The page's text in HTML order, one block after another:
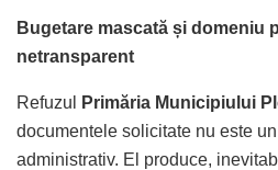
Bugetare mascată și domeniu
netransparent
Refuzul Primăria Municipiului
documentele solicitate nu este
administrativ. El produce,